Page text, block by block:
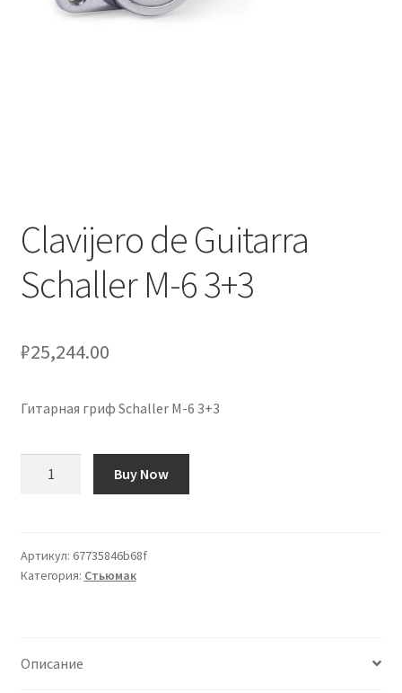
Подтверждение заказа
Clavijero de Guitarra
Schaller M-6 3+3
₽25,244.00
Гитарная гриф Schaller M-6 3+3
Guitarra
Schaller
Buy Now
Артикул: 67735846b68f
Категория: Стьюмак
Описание